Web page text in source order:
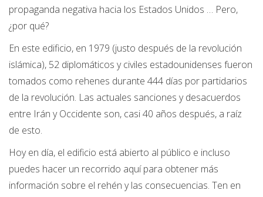
propaganda negativa hacia los Estados Unidos … Pero,
¿por qué?
En este edificio, en 1979 (justo después de la revolución
islámica), 52 diplomáticos y civiles estadounidenses fueron
tomados como rehenes durante 444 días por partidarios
de la revolución. Las actuales sanciones y desacuerdos
entre Irán y Occidente son, casi 40 años después, a raíz
de esto.
Hoy en día, el edificio está abierto al público e incluso
puedes hacer un recorrido aquí para obtener más
información sobre el rehén y las consecuencias. Ten en